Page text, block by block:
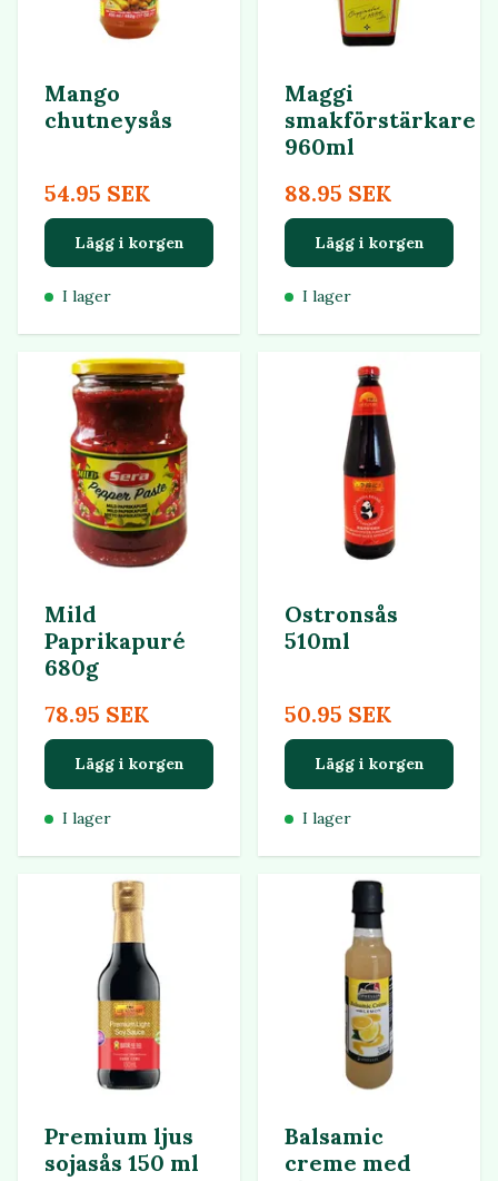
Mango
chutneysås
54.95 SEK
Lägg i korgen
I lager
Maggi
smakförstärkare
960ml
88.95 SEK
Lägg i korgen
I lager
Mild
Paprikapuré
680g
78.95 SEK
Lägg i korgen
I lager
Ostronsås
510ml
50.95 SEK
Lägg i korgen
I lager
Premium ljus
sojasås 150 ml
Balsamic
creme med